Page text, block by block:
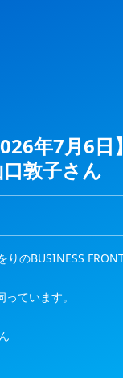
年7月6
敦子さん
のBUSINESS
ています。